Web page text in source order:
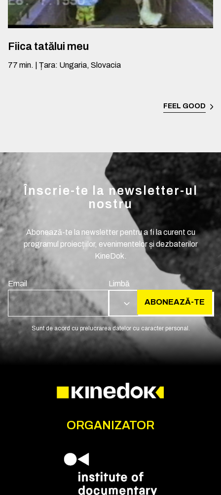
Fiica tatălui meu
77 min. Țara: Ungaria, Slovacia
FEEL GOOD
Înscrie-te la newsletter-ul
nostru
Abonează-te la newsletter pentru a fi la curent cu
programul proiecțiilor, evenimentelor și dezbaterilor
KineDok.
Email Limbă
RO ABONEAZĂ-TE
Sunt de acord cu prelucrarea datelor cu caracter personal.
ORGANIZATOR